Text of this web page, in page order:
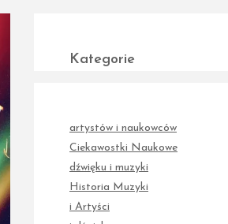
Kategorie
artystów i naukowców
Ciekawostki Naukowe
dźwięku i muzyki
Historia Muzyki
i Artyści